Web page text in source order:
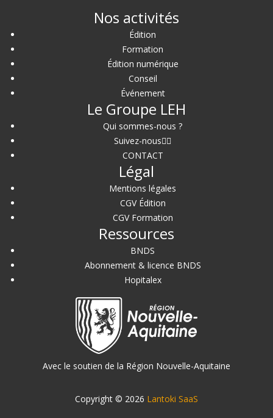
Nos activités
Édition
Formation
Édition numérique
Conseil
Événement
Le Groupe LEH
Qui sommes-nous ?
Suivez-nous
CONTACT
Légal
Mentions légales
CGV Édition
CGV Formation
Ressources
BNDS
Abonnement & licence BNDS
Hopitalex
Avec le soutien de la Région Nouvelle-Aquitaine
Copyright © 2026 Lantoki SaaS